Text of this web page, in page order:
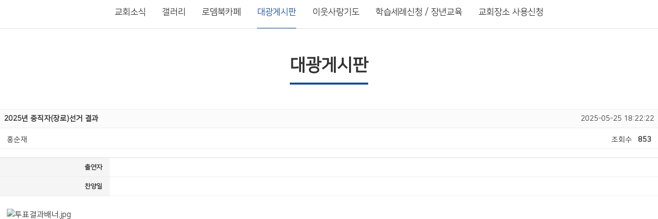
교회소식 갤러리 로뎀북카페 대광게시판 이웃사랑기도 학습세례신청 / 장년교육 교회장소 사용신청
대광게시판
2025년 중직자(장로)선거 결과 2025-05-25 18:22:22
홍순재 조회수 853
출연자
찬양일